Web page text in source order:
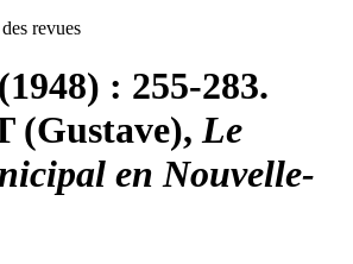
revues
: 255-283.
(Gustave), Le
en Nouvelle-